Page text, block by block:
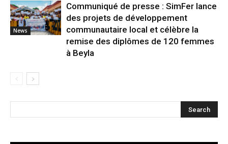
News
Communiqué de presse : SimFer lance
des projets de développement
communautaire local et célèbre la
remise des diplômes de 120 femmes
à Beyla